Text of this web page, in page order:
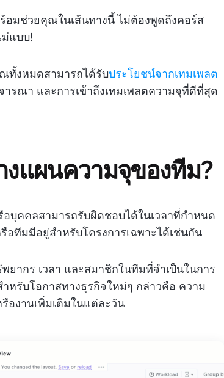
อมช่วยคุณในเส้นทางนี้ ไม่ต้องพูดถึงคอร์ส
แบบ!
ทั้งหมดสามารถได้รับประโยชน์จากเทมเพลต
รณา และการเข้าถึงเทมเพลตความจุที่ดีที่สุด
งแผนความจุของทีม?
บุคคลสามารถรับผิดชอบได้ในเวลาที่กำหนด
ทีมมีอยู่สำหรับโครงการเฉพาะได้เช่นกัน
ยากร เวลา และสมาชิกในทีมที่จำเป็นในการ
หรับโอกาสทางธุรกิจใหม่ๆ กล่าวคือ ความ
องานเพิ่มเติมในแต่ละวัน